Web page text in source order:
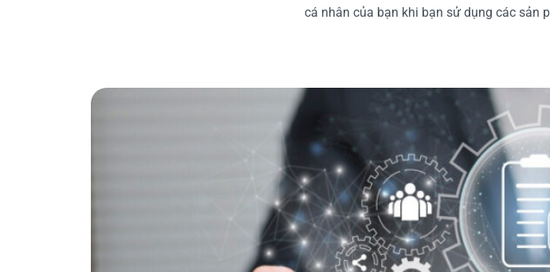
cá nhân của bạn khi bạn sử dụng các sản